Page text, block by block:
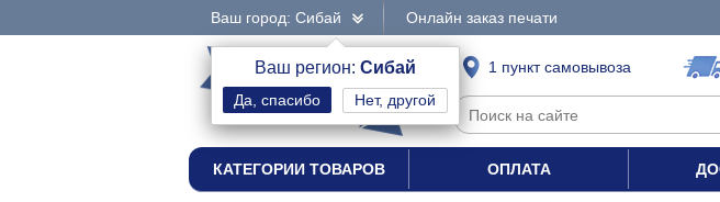
Ваш город: Сибай
Ваш регион: Сибай
Нет, другой
Онлайн заказ печати
интернет-магазин 1 пункт самовывоза
КАТЕГОРИИ ТОВАРОВ ОПЛАТА